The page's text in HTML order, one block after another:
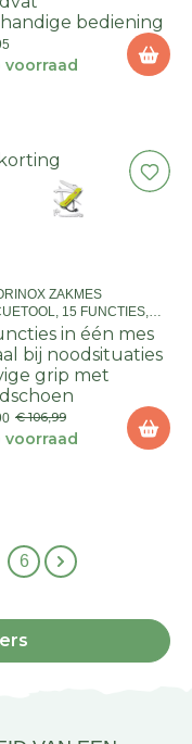
bediening
voorraad
korting
ZAKMES
15 FUNCTIES,
in één mes
bij noodsituaties
grip met
€ 106,99
voorraad
6